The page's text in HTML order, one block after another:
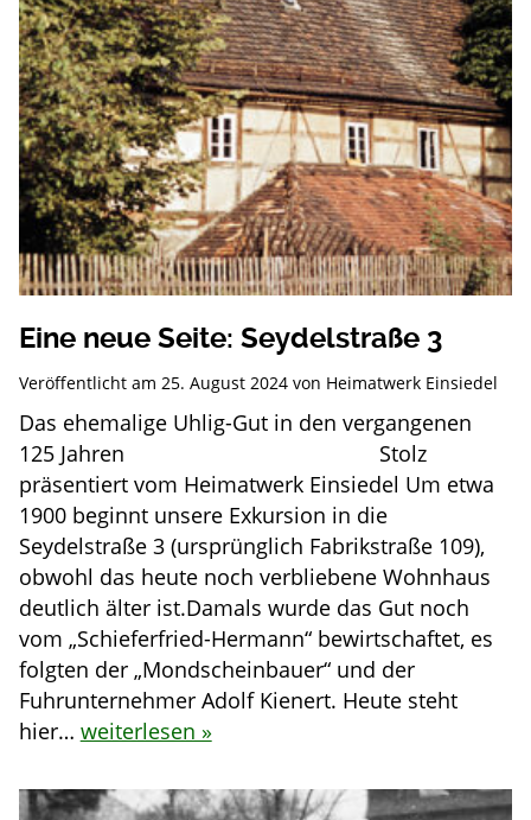
Eine neue Seite: Seydelstraße 3
Veröffentlicht am 25. August 2024von Heimatwerk Einsiedel
Das ehemalige Uhlig-Gut in den vergangenen
125 Jahren Stolz
präsentiert vom Heimatwerk Einsiedel Um etwa
1900 beginnt unsere Exkursion in die
Seydelstraße 3 (ursprünglich Fabrikstraße 109),
obwohl das heute noch verbliebene Wohnhaus
deutlich älter ist.Damals wurde das Gut noch
vom „Schieferfried-Hermann“ bewirtschaftet, es
folgten der „Mondscheinbauer“ und der
Fuhrunternehmer Adolf Kienert. Heute steht
hier… weiterlesen »